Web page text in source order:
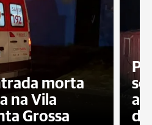
morta
na Vila
Grossa
do